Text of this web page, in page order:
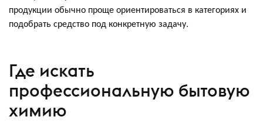
продукции обычно проще ориентироваться в категориях и
подобрать средство под конкретную задачу.
Где искать
профессиональную бытовую
химию